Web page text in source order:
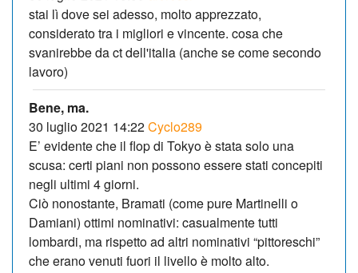
stai lì dove sei adesso, molto apprezzato,
considerato tra i migliori e vincente. cosa che
svanirebbe da ct dell'italia (anche se come secondo
lavoro)
Bene, ma.
30 luglio 2021 14:22Cyclo289
E’ evidente che il flop di Tokyo è stata solo una
scusa: certi piani non possono essere stati concepiti
negli ultimi 4 giorni.
Ciò nonostante, Bramati (come pure Martinelli o
Damiani) ottimi nominativi: casualmente tutti
lombardi, ma rispetto ad altri nominativi “pittoreschi”
che erano venuti fuori il livello è molto alto.